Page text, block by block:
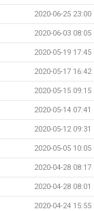
2020-06-25 23:00
2020-06-03 08:05
2020-05-19 17:45
2020-05-17 16:42
2020-05-15 09:15
2020-05-14 07:41
2020-05-12 09:31
2020-05-05 10:05
2020-04-28 08:17
2020-04-28 08:01
2020-04-24 15:55